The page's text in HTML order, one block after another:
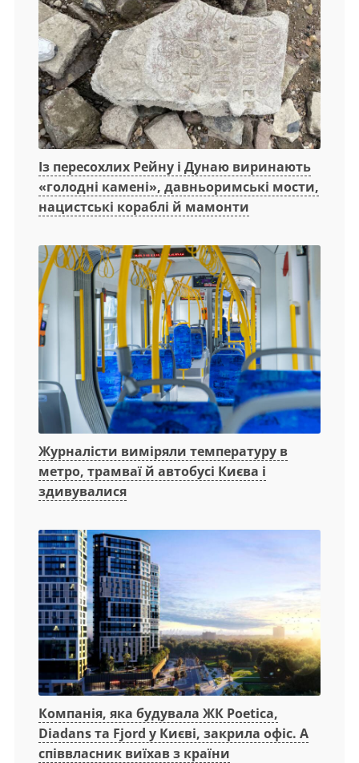
Із пересохлих Рейну і Дунаю виринають
«голодні камені», давньоримські мости,
нацистські кораблі й мамонти
Журналісти виміряли температуру в
метро, трамваї й автобусі Києва і
здивувалися
Компанія, яка будувала ЖК Poetica,
Diadans та Fjord у Києві, закрила офіс. А
співвласник виїхав з країни